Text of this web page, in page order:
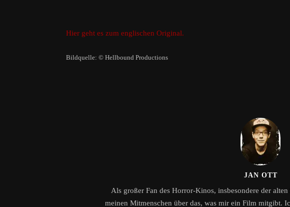
Hier geht es zum englischen Original.
Bildquelle: © Hellbound Productions
JAN OTT
Als großer Fan des Horror-Kinos, insbesondere der
meinen Mitmenschen über das, was mir ein Film mitgibt.